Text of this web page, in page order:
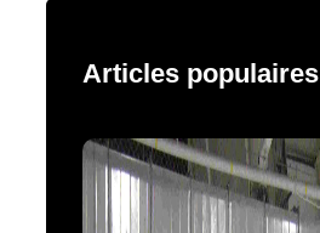
Articles populaires